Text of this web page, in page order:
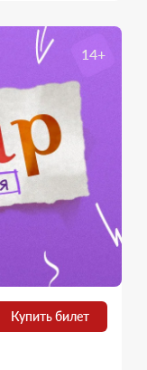
14+
Купить билет